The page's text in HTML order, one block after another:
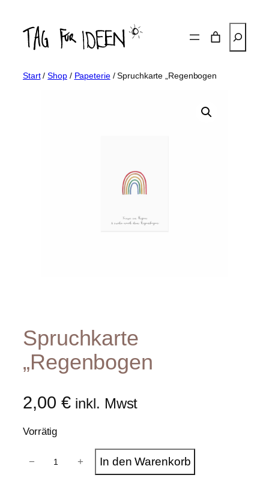
Inhalt
springen
Start/Shop/ Papeterie/ Spruchkarte „Regenbogen
Spruchkarte
„Regenbogen
2,00 € inkl. Mwst
Vorrätig
− + In den Warenkorb